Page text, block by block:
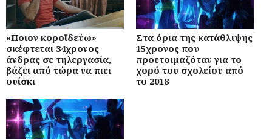
«Ποιον κοροϊδεύω»
σκέφτεται 34χρονος
άνδρας σε τηλεργασία,
βάζει από τώρα να πιει
ουίσκι
Στα όρια της κατάθλιψης
15χρονος που
προετοιμαζόταν για το
χορό του σχολείου από
το 2018